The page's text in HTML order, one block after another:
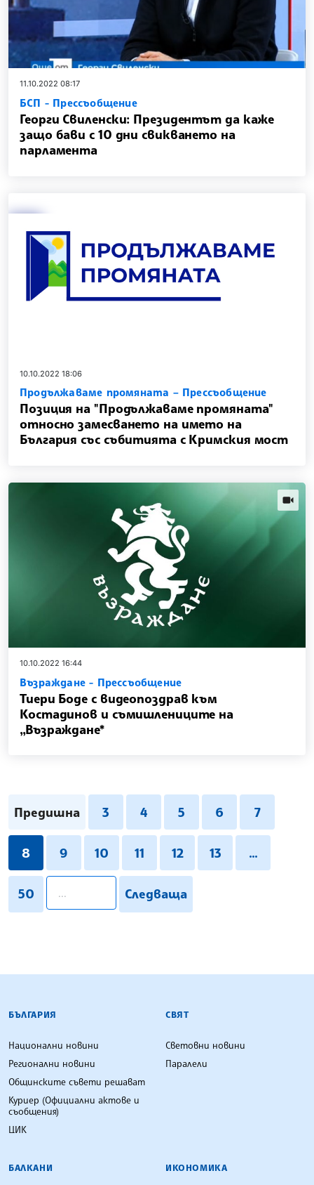
11.10.2022 08:17
БСП - Прессъобщение
Георги Свиленски: Президентът да каже
защо бави с 10 дни свикването на
парламента
10.10.2022 18:06
Продължаваме промяната – Прессъобщение
Позиция на "Продължаваме промяната"
относно замесването на името на
България със събитията с Кримския мост
10.10.2022 16:44
Възраждане - Прессъобщение
Тиери Боде с видеопоздрав към
Костадинов и съмишлениците на
„Възраждане*
Предишна 3 4 5 6 7
8 9 10 11 12 13 ...
50 Следваща
БЪЛГАРСКА ТЕЛЕГРАФНА АГЕНЦИЯ
БЪЛГАРИЯ
Национални новини
Регионални новини
Общинските съвети решават
Куриер (Официални актове и
съобщения)
ЦИК
СВЯТ
Световни новини
Паралели
БАЛКАНИ ИКОНОМИКА